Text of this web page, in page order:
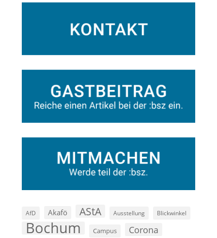
AfD Akafö AStA Ausstellung Blickwinkel
Bochum Campus Corona